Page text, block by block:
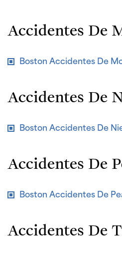
Accidentes De
Boston Accidentes De
Accidentes De
Boston Accidentes De
Accidentes De
Boston Accidentes De
Accidentes De